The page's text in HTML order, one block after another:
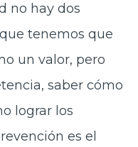
no hay dos
tenemos que
un valor, pero
saber cómo
lograr los
es el